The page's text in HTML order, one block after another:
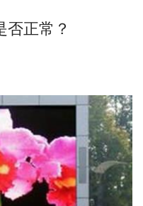
正常？